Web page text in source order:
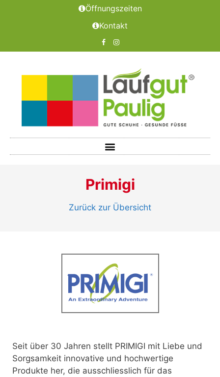
Öffnungszeiten
Kontakt
Primigi
Zurück zur Übersicht
Seit über 30 Jahren stellt PRIMIGI mit Liebe und
Sorgsamkeit innovative und hochwertige
Produkte her, die ausschliesslich für das